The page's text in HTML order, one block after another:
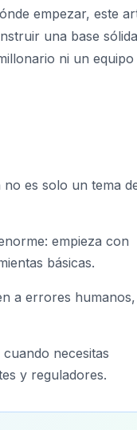
empezar, este
una base
ni un equipo
no es solo un tema
empieza con
básicas.
a errores
necesitas
y reguladores.